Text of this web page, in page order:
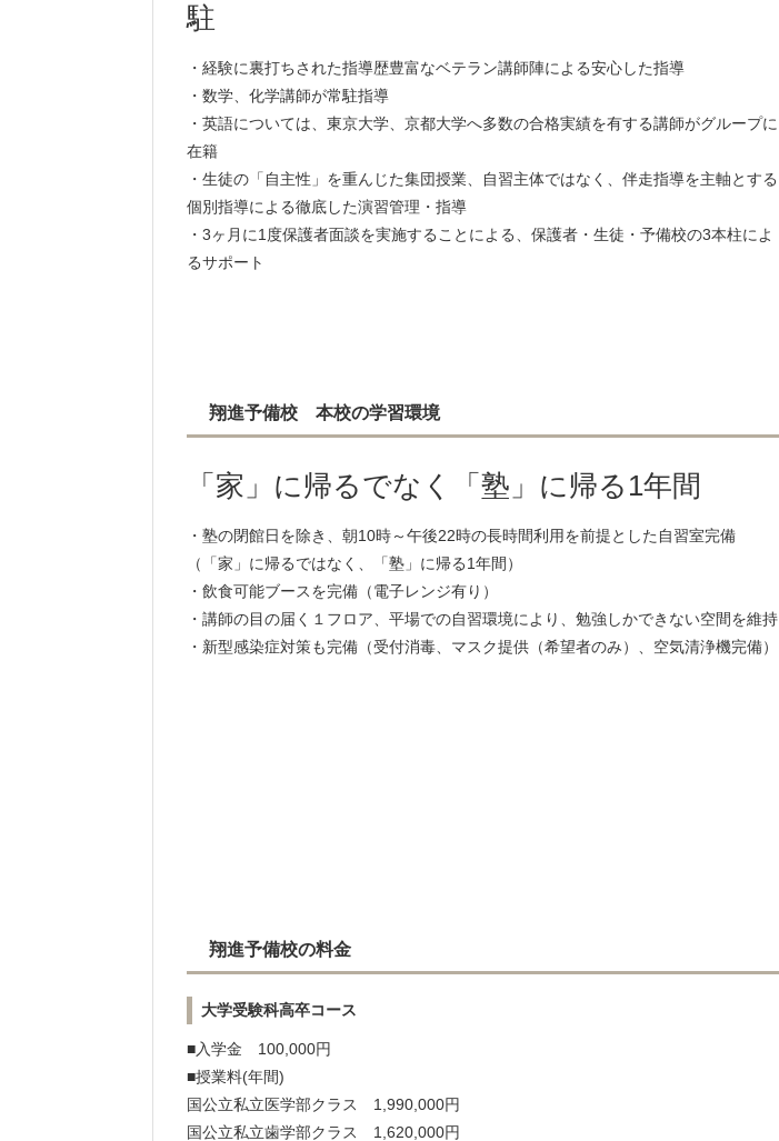
駐
・経験に裏打ちされた指導歴豊富なベテラン講師陣による安心した指導
・数学、化学講師が常駐指導
・英語については、東京大学、京都大学へ多数の合格実績を有する講師がグループに
在籍
・生徒の「自主性」を重んじた集団授業、自習主体ではなく、伴走指導を主軸とする
個別指導による徹底した演習管理・指導
・3ヶ月に1度保護者面談を実施することによる、保護者・生徒・予備校の3本柱によ
るサポート
翔進予備校 本校の学習環境
「家」に帰るでなく「塾」に帰る1年間
・塾の閉館日を除き、朝10時～午後22時の長時間利用を前提とした自習室完備
（「家」に帰るではなく、「塾」に帰る1年間）
・飲食可能ブースを完備（電子レンジ有り）
・講師の目の届く１フロア、平場での自習環境により、勉強しかできない空間を維持
・新型感染症対策も完備（受付消毒、マスク提供（希望者のみ）、空気清浄機完備）
翔進予備校の料金
大学受験科高卒コース
■入学金 100,000円
■授業料(年間)
国公立私立医学部クラス 1,990,000円
国公立私立歯学部クラス 1,620,000円